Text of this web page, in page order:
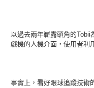
以過去兩年嶄露頭角的Tobii
戲機的人機介面，使用者利
事實上，看好眼球追蹤技術